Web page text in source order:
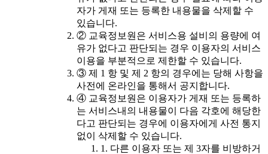
자가 게재 또는 등록한 내용물을 삭제할 수
있습니다.
② 교육정보원은 서비스용 설비의 용량에 여
유가 없다고 판단되는 경우 이용자의 서비스
이용을 부분적으로 제한할 수 있습니다.
③ 제 1 항 및 제 2 항의 경우에는 당해 사항을
사전에 온라인을 통해서 공지합니다.
④ 교육정보원은 이용자가 게재 또는 등록하
는 서비스내의 내용물이 다음 각호에 해당한
다고 판단되는 경우에 이용자에게 사전 통지
없이 삭제할 수 있습니다.
1. 다른 이용자 또는 제 3자를 비방하거